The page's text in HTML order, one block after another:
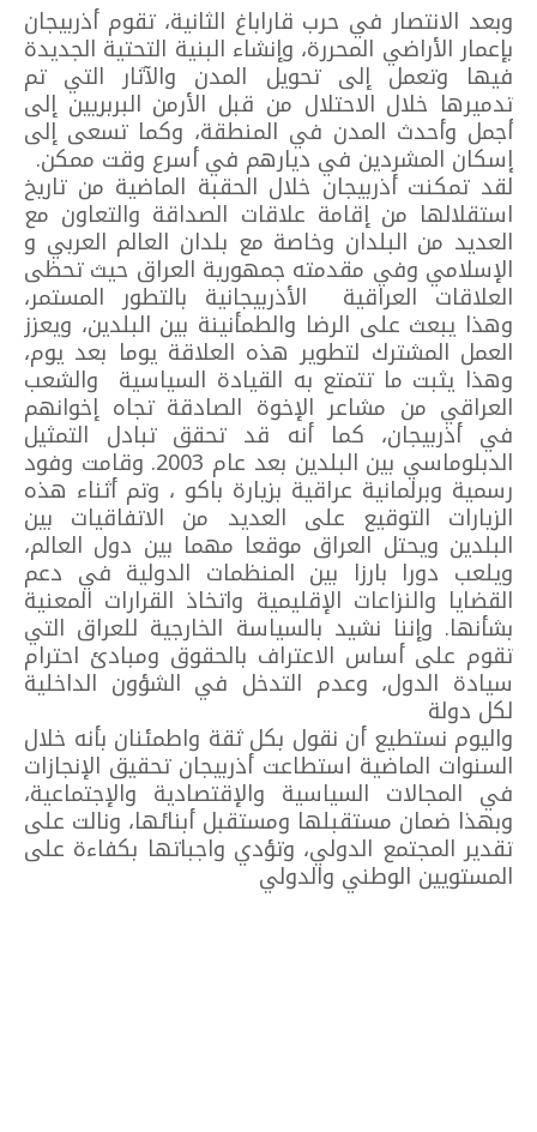
وبعد الانتصار في حرب قاراباغ الثانية، تقوم أذربيجان
بإعمار الأراضي المحررة، وإنشاء البنية التحتية الجديدة
فيها وتعمل إلى تحويل المدن والآثار التي تم
تدميرها خلال الاحتلال من قبل الأرمن البربريين إلى
أجمل وأحدث المدن في المنطقة، وكما تسعى إلى
إسكان المشردين في ديارهم في أسرع وقت ممكن.
لقد تمكنت أذربيجان خلال الحقبة الماضية من تاريخ
استقلالها من إقامة علاقات الصداقة والتعاون مع
العديد من البلدان وخاصة مع بلدان العالم العربي و
الإسلامي وفي مقدمته جمهورية العراق حيث تحظى
العلاقات العراقية الأذربيجانية بالتطور المستمر،
وهذا يبعث على الرضا والطمأنينة بين البلدين، ويعزز
العمل المشترك لتطوير هذه العلاقة يوما بعد يوم،
وهذا يثبت ما تتمتع به القيادة السياسية والشعب
العراقي من مشاعر الإخوة الصادقة تجاه إخوانهم
في أذربيجان، كما أنه قد تحقق تبادل التمثيل
الدبلوماسي بين البلدين بعد عام 2003. وقامت وفود
رسمية وبرلمانية عراقية بزيارة باكو ، وتم أثناء هذه
الزيارات التوقيع على العديد من الاتفاقيات بين
البلدين ويحتل العراق موقعا مهما بين دول العالم،
ويلعب دورا بارزا بين المنظمات الدولية في دعم
القضايا والنزاعات الإقليمية واتخاذ القرارات المعنية
بشأنها. وإننا نشيد بالسياسة الخارجية للعراق التي
تقوم على أساس الاعتراف بالحقوق ومبادئ احترام
سيادة الدول، وعدم التدخل في الشؤون الداخلية
لكل دولة
واليوم نستطيع أن نقول بكل ثقة واطمئنان بأنه خلال
السنوات الماضية استطاعت أذربيجان تحقيق الإنجازات
في المجالات السياسية والإقتصادية والإجتماعية،
وبهذا ضمان مستقبلها ومستقبل أبنائها، ونالت على
تقدير المجتمع الدولي، وتؤدي واجباتها بكفاءة على
المستويين الوطني والدولي